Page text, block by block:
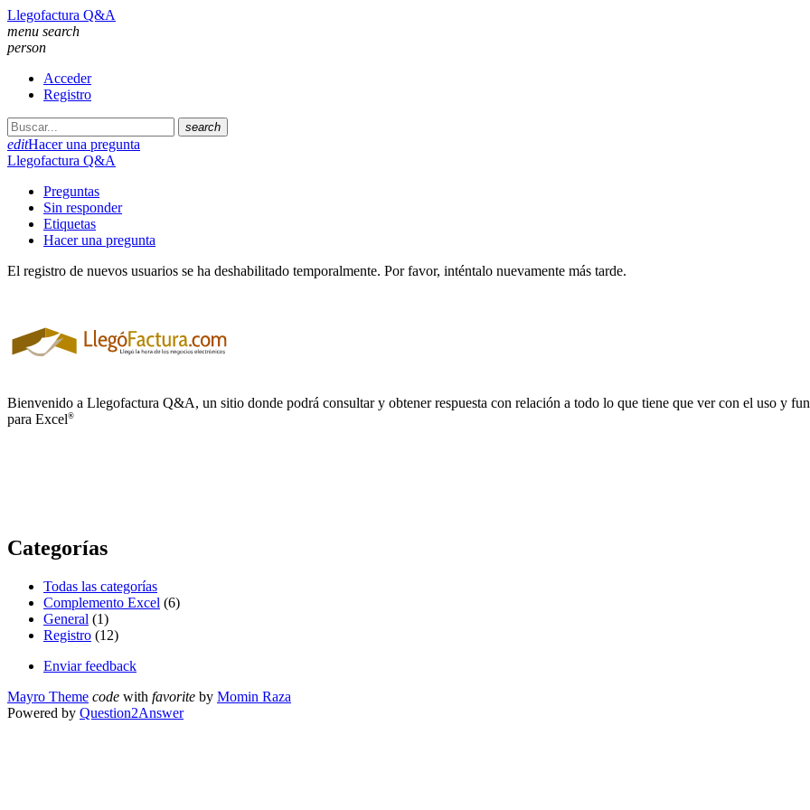
Llegofactura Q&A
menu search
person
Acceder
Registro
search
editHacer una pregunta
Llegofactura Q&A
Preguntas
Sin responder
Etiquetas
Hacer una pregunta
El registro de nuevos usuarios se ha deshabilitado temporalmente. Por favor, inténtalo nuevamente más tarde.
Bienvenido a Llegofactura Q&A, un sitio donde podrá consultar y obtener respuesta con relación a todo lo que tiene que ver con el uso y
para Excel®
Categorías
Todas las categorías
Complemento Excel (6)
General (1)
Registro (12)
Enviar feedback
Mayro Theme code with favorite by Momin Raza
Powered by Question2Answer